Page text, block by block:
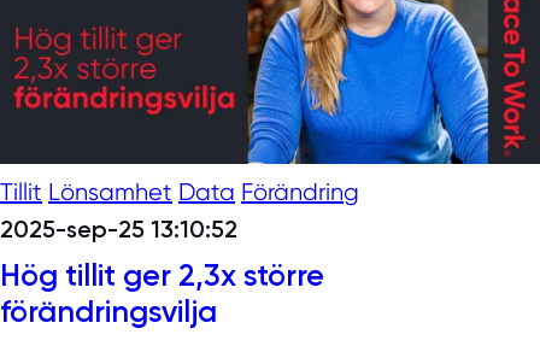
Tillit Lönsamhet Data Förändring
2025-sep-25 13:10:52
Hög tillit ger 2,3x större
förändringsvilja